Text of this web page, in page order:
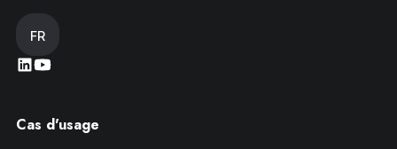
FR
Cas d'usage